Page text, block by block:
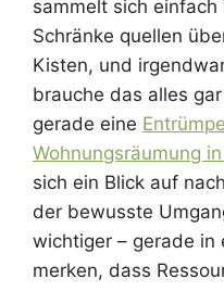
sammelt sich einfach
Schränke quellen
Kisten, und
brauche das alles
gerade eine
Wohnungsräumung
sich ein Blick auf
der bewusste
wichtiger – gerade in
merken, dass